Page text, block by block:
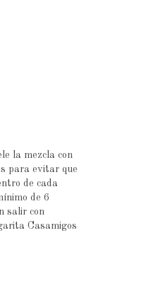
la mezcla con
para evitar que
de cada
de 6
salir con
Casamigos